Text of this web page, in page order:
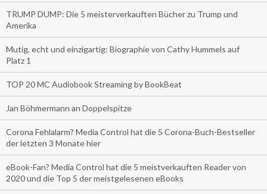
TRUMP DUMP: Die 5 meisterverkauften Bücher zu Trump und
Amerika
Mutig, echt und einzigartig: Biographie von Cathy Hummels auf
Platz 1
TOP 20 MC Audiobook Streaming by BookBeat
Jan Böhmermann an Doppelspitze
Corona Fehlalarm? Media Control hat die 5 Corona-Buch-Bestseller
der letzten 3 Monate hier
eBook-Fan? Media Control hat die 5 meistverkauften Reader von
2020 und die Top 5 der meistgelesenen eBooks